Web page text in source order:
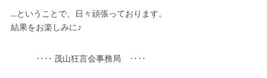
…ということで、日々頑張っております。
結果をお楽しみに♪
‥‥ 茂山狂言会事務局 ‥‥